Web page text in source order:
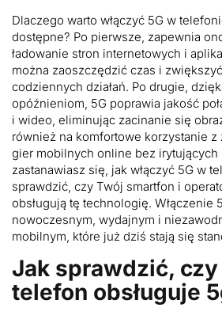
Dlaczego warto włączyć 5G w
dostępne? Po pierwsze, zapewnia
ładowanie stron internetowych i
można zaoszczędzić czas i
codziennych działań. Po drugie,
opóźnieniom, 5G poprawia jakość
i wideo, eliminując zacinanie się
również na komfortowe korzystanie z
gier mobilnych online bez irytujących
zastanawiasz się, jak włączyć 5G w
sprawdzić, czy Twój smartfon i
obsługują tę technologię. Włączenie
nowoczesnym, wydajnym i
mobilnym, które już dziś stają się
Jak sprawdzić, czy
telefon obsługuje